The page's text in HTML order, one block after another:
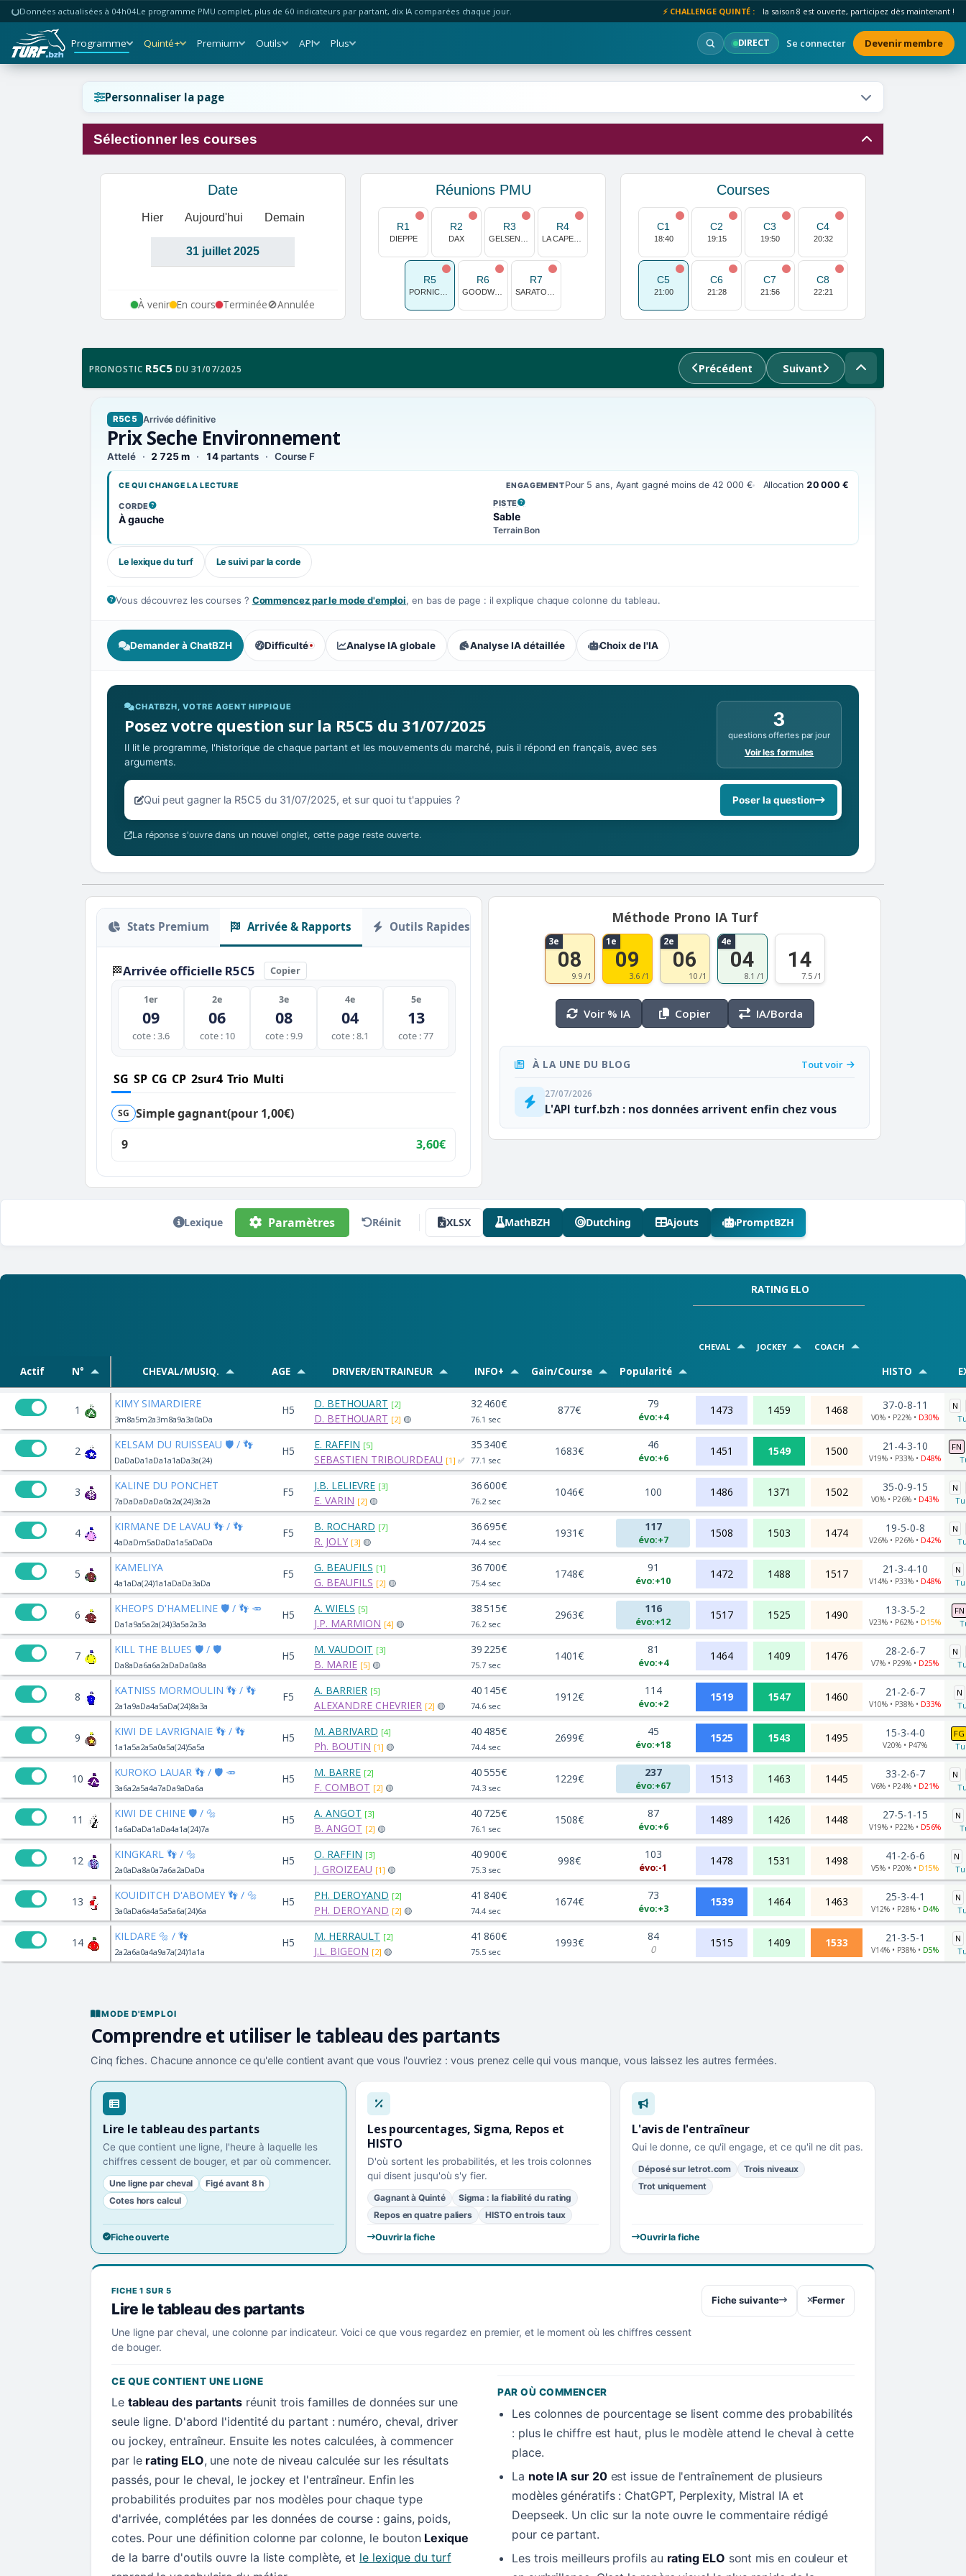
Données actualisées à 04h04Le programme PMU complet, plus de 60 indicateurs par partant, dix IA comparées chaque jour. ⚡ CHALLENGE QUINTÉ : la saison 8 est ouverte, participez dès maintenant !
Programme Quinté+ Premium Outils API Plus DIRECT Se connecter Devenir membre
Personnaliser la page
Sélectionner les courses
Date
Hier Aujourd'hui Demain
À venir En cours Terminée🚫Annulée
Réunions PMU
R1
DIEPPE
R2
DAX
R3 R4
R5 R6
GOODWOOD
R7
Courses
C1
18:40
C2
19:15
C3
19:50
C4
20:32
C5
21:00
C6
21:28
C7
21:56
C8
22:21
PRONOSTIC R5C5 DU 31/07/2025 Précédent Suivant
R5C5 Arrivée définitive
Prix Seche Environnement
Attelé 2 725 m 14partants Course F
CE QUI CHANGE LA LECTURE ENGAGEMENTPour 5 ans, Ayant gagné moins de 42 000 € Allocation 20 000 €
CORDE
, VOIR LA DÉFINITION
À gauche
PISTE
, VOIR LA DÉFINITION
Sable
Terrain Bon
Le lexique du turf Le suivi par la corde
Vous découvrez les courses ? Commencez par le mode d'emploi, en bas de page : il explique chaque colonne du tableau.
Demander à ChatBZH Difficulté
, tendance des parieurs : Extrême
Analyse IA globale Analyse IA détaillée Choix de l'IA
CHATBZH, VOTRE AGENT HIPPIQUE
Posez votre question sur la R5C5 du 31/07/2025
Il lit le programme, l'historique de chaque partant et les mouvements du marché, puis il répond en français, avec ses
arguments.
3
questions offertes par jour
Voir les formules
Votre question sur la R5C5 du 31/07/2025
Poser la question
La réponse s'ouvre dans un nouvel onglet, cette page reste ouverte.
Stats Premium Arrivée & Rapports Outils Rapides
🏁Arrivée officielle R5C5 Copier
1er
09
cote : 3.6
2e
06
cote : 10
3e
08
cote : 9.9
4e
04
cote : 8.1
5e
13
cote : 77
SG SP CG CP 2sur4 Trio Multi
SG Simple gagnant(pour 1,00€)
9
3,60€
Méthode Prono IA Turf
3e
08
9.9 /1
1e
09
3.6 /1
2e
06
10 /1
4e
04
8.1 /1
14
7.5 /1
Voir % IA Copier IA/Borda
À LA UNE DU BLOG Tout voir
27/07/2026
L'API turf.bzh : nos données arrivent enfin chez vous
Lexique Paramètres Réinit XLSX MathBZH Dutching Ajouts PromptBZH
Actif N° CHEVAL/MUSIQ. AGE DRIVER/ENTRAINEUR INFO+ Gain/Course Popularité
RATING ELO
CHEVAL JOCKEY COACH
HISTO
1 KIMY SIMARDIERE
3m8a5m2a3m8a9a3a0aDa
H5 D. BETHOUART [2]
D. BETHOUART [2] 🟡
32 460€
76.1 sec
877€ 79
évo:+4
1473 1459 1468 37-0-8-11
V0% • P22% • D30%
N
2 KELSAM DU RUISSEAU 🛡️ / 👣
DaDaDa1aDa1a1aDa3a(24)
H5 E. RAFFIN [5]
SEBASTIEN TRIBOURDEAU [1] ✅
35 340€
77.1 sec
1683€ 46
évo:+6
1451 1549 1500 21-4-3-10
V19% • P33% • D48%
FN
3 KALINE DU PONCHET
7aDaDaDaDa0a2a(24)3a2a
F5 J.B. LELIEVRE [3]
E. VARIN [2] 🟡
36 600€
76.2 sec
1046€ 100 1486 1371 1502 35-0-9-15
V0% • P26% • D43%
N
4 KIRMANE DE LAVAU 👣 / 👣
4aDaDm5aDaDa1a5aDaDa
F5 B. ROCHARD [7]
R. JOLY [3] 🟡
36 695€
74.4 sec
1931€ 117
évo:+7
1508 1503 1474 19-5-0-8
V26% • P26% • D42%
N
5 KAMELIYA
4a1aDa(24)1a1aDaDa3aDa
F5 G. BEAUFILS [1]
G. BEAUFILS [2] 🟡
36 700€
75.4 sec
1748€ 91
évo:+10
1472 1488 1517 21-3-4-10
V14% • P33% • D48%
N
6 KHEOPS D'HAMELINE 🛡️ / 👣 🥕
Da1a9a5a2a(24)3a5a2a3a
H5 A. WIELS [5]
J.P. MARMION [4] 🟡
38 515€
76.2 sec
2963€ 116
évo:+12
1517 1525 1490 13-3-5-2
V23% • P62% • D15%
FN
7 KILL THE BLUES 🛡️ / 🛡️
Da8aDa6a6a2aDaDa0a8a
H5 M. VAUDOIT [3]
B. MARIE [5] 🟡
39 225€
75.7 sec
1401€ 81
évo:+4
1464 1409 1476 28-2-6-7
V7% • P29% • D25%
N
8 KATNISS MORMOULIN 👣 / 👣
2a1a9aDa4a5aDa(24)8a3a
F5 A. BARRIER [5]
ALEXANDRE CHEVRIER [2] 🟡
40 145€
74.6 sec
1912€ 114
évo:+2
1519 1547 1460 21-2-6-7
V10% • P38% • D33%
N
9 KIWI DE LAVRIGNAIE 👣 / 👣
1a1a5a2a5a0a5a(24)5a5a
H5 M. ABRIVARD [4]
Ph. BOUTIN [1] 🟡
40 485€
74.4 sec
2699€ 45
évo:+18
1525 1543 1495 15-3-4-0
V20% • P47%
FG
10 KUROKO LAUAR 👣 / 🛡️ 🥕
3a6a2a5a4a7aDa9aDa6a
H5 M. BARRE [2]
F. COMBOT [2] 🟡
40 555€
74.3 sec
1229€ 237
évo:+67
1513 1463 1445 33-2-6-7
V6% • P24% • D21%
N
11 KIWI DE CHINE 🛡️ / 🔩
1a6aDaDa1aDa4a1a(24)7a
H5 A. ANGOT [3]
B. ANGOT [2] 🟡
40 725€
76.1 sec
1508€ 87
évo:+6
1489 1426 1448 27-5-1-15
V19% • P22% • D56%
N
12 KINGKARL 👣 / 🔩
2a0aDa8a0a7a6a2aDaDa
H5 O. RAFFIN [3]
J. GROIZEAU [1] 🟡
40 900€
75.3 sec
998€ 103
évo:-1
1478 1531 1498 41-2-6-6
V5% • P20% • D15%
N
13 KOUIDITCH D'ABOMEY 👣 / 🔩
3a0aDa6a4a5a5a6a(24)6a
H5 PH. DEROYAND [2]
PH. DEROYAND [2] 🟡
41 840€
74.4 sec
1674€ 73
évo:+3
1539 1464 1463 25-3-4-1
V12% • P28% • D4%
N
14 KILDARE 🔩 / 👣
2a2a6a0a4a9a7a(24)1a1a
H5 M. HERRAULT [2]
J.L. BIGEON [2] 🟡
41 860€
75.5 sec
1993€ 84
0
1515 1409 1533 21-3-5-1
V14% • P38% • D5%
N
MODE D'EMPLOI
Comprendre et utiliser le tableau des partants
Cinq fiches. Chacune annonce ce qu'elle contient avant que vous l'ouvriez : vous prenez celle qui vous manque, vous laissez les autres fermées.
Lire le tableau des partants
Ce que contient une ligne, l'heure à laquelle les
chiffres cessent de bouger, et par où commencer.
Une ligne par cheval
Figé avant 8 h
Cotes hors calcul
Fiche ouverte
Les pourcentages, Sigma, Repos et
HISTO
D'où sortent les probabilités, et les trois colonnes
qui disent jusqu'où s'y fier.
Gagnant à Quinté
Sigma : la fiabilité du rating
Repos en quatre paliers
HISTO en trois taux
Ouvrir la fiche
L'avis de l'entraîneur
Qui le donne, ce qu'il engage, et ce qu'il ne dit pas.
Déposé sur letrot.com
Trois niveaux
Trot uniquement
Ouvrir la fiche
FICHE 1 SUR 5
Lire le tableau des partants
Une ligne par cheval, une colonne par indicateur. Voici ce que vous regardez en premier, et le moment où les chiffres cessent
de bouger.
Fiche suivante Fermer
CE QUE CONTIENT UNE LIGNE
Le tableau des partants réunit trois familles de données sur une
seule ligne. D'abord l'identité du partant : numéro, cheval, driver
ou jockey, entraîneur. Ensuite les notes calculées, à commencer
par le rating ELO, une note de niveau calculée sur les résultats
passés, pour le cheval, le jockey et l'entraîneur. Enfin les
probabilités produites par nos modèles pour chaque type
d'arrivée, complétées par les données de course : gains, poids,
cotes. Pour une définition colonne par colonne, le bouton Lexique
de la barre d'outils ouvre la liste complète, et le lexique du turf
PAR OÙ COMMENCER
Les colonnes de pourcentage se lisent comme des probabilités
: plus le chiffre est haut, plus le modèle attend le cheval à cette
place.
La note IA sur 20est issue de l'entraînement de plusieurs
modèles génératifs : ChatGPT, Perplexity, Mistral IA et
Deepseek. Un clic sur la note ouvre le commentaire rédigé
pour ce partant.
Les trois meilleurs profils au rating ELO sont mis en couleur et
Réinitialiser l'affichage ?
Annuler